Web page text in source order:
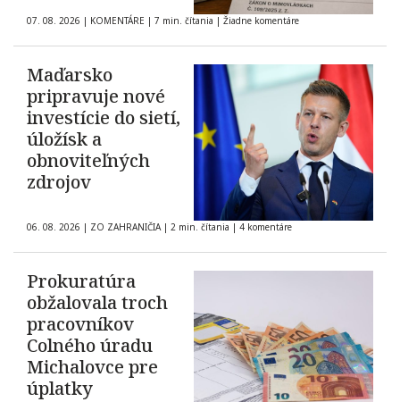
07. 08. 2026 | KOMENTÁRE | 7 min. čítania | Žiadne komentáre
Maďarsko
pripravuje nové
investície do sietí,
úložísk a
obnoviteľných
zdrojov
06. 08. 2026 | ZO ZAHRANIČIA | 2 min. čítania | 4 komentáre
Prokuratúra
obžalovala troch
pracovníkov
Colného úradu
Michalovce pre
úplatky